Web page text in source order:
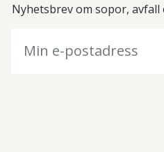
Nyhetsbrev om sopor, avfall